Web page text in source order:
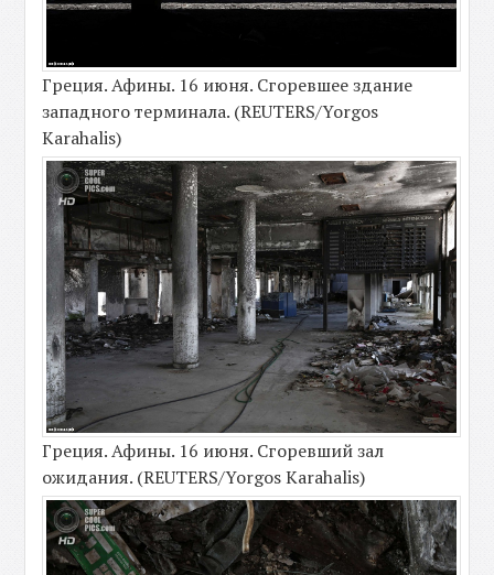
Греция. Афины. 16 июня. Сгоревшее здание
западного терминала. (REUTERS/Yorgos
Karahalis)
Греция. Афины. 16 июня. Сгоревший зал
ожидания. (REUTERS/Yorgos Karahalis)